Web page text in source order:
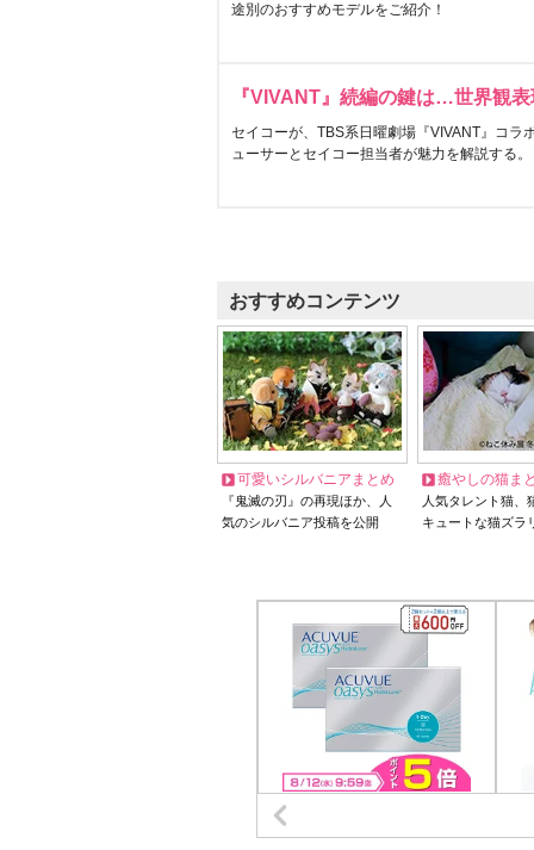
途別のおすすめモデルをご紹介！
『VIVANT』続編の鍵は…世界観
セイコーが、TBS系日曜劇場『VIVANT』コラ
ューサーとセイコー担当者が魅力を解説する。
おすすめコンテンツ
可愛いシルバニアまとめ
『鬼滅の刃』の再現ほか、人
気のシルバニア投稿を公開
癒やしの猫ま
人気タレント猫
キュートな猫ズラ